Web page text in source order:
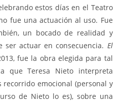
estos días en el Teatro
fue una actuación al uso. Fue
un bocado de realidad y
actuar en consecuencia. El
fue la obra elegida para tal
que Teresa Nieto interpreta
recorrido emocional (personal y
de Nieto lo es), sobre una